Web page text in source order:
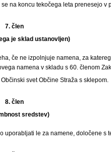
na koncu tekočega leta prenesejo v
7. člen
je sklad ustanovljen)
če ne izpolnjuje namena, za
namena v skladu s 60. členom
svet Občine Straža s sklepom.
8. člen
sredstev)
uporabljati le za namene, določene s